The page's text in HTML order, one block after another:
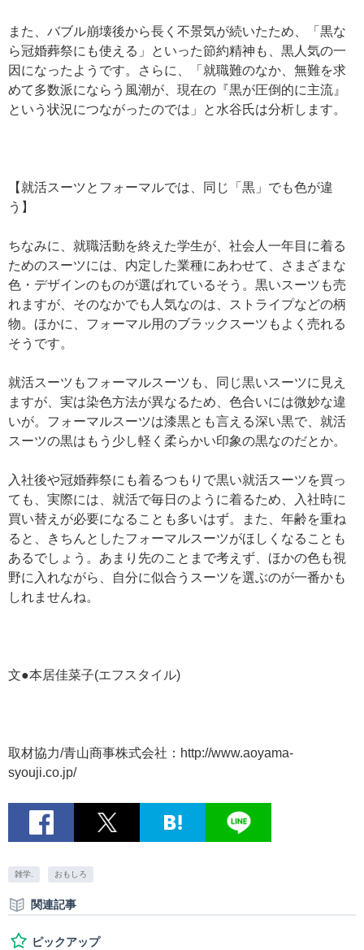
また、バブル崩壊後から長く不景気が続いたため、「黒な
ら冠婚葬祭にも使える」といった節約精神も、黒人気の一
因になったようです。さらに、「就職難のなか、無難を求
めて多数派にならう風潮が、現在の『黒が圧倒的に主流』
という状況につながったのでは」と水谷氏は分析します。
【就活スーツとフォーマルでは、同じ「黒」でも色が違
う】
ちなみに、就職活動を終えた学生が、社会人一年目に着る
ためのスーツには、内定した業種にあわせて、さまざまな
色・デザインのものが選ばれているそう。黒いスーツも売
れますが、そのなかでも人気なのは、ストライプなどの柄
物。ほかに、フォーマル用のブラックスーツもよく売れる
そうです。
就活スーツもフォーマルスーツも、同じ黒いスーツに見え
ますが、実は染色方法が異なるため、色合いには微妙な違
いが。フォーマルスーツは漆黒とも言える深い黒で、就活
スーツの黒はもう少し軽く柔らかい印象の黒なのだとか。
入社後や冠婚葬祭にも着るつもりで黒い就活スーツを買っ
ても、実際には、就活で毎日のように着るため、入社時に
買い替えが必要になることも多いはず。また、年齢を重ね
ると、きちんとしたフォーマルスーツがほしくなることも
あるでしょう。あまり先のことまで考えず、ほかの色も視
野に入れながら、自分に似合うスーツを選ぶのが一番かも
しれませんね。
文●本居佳菜子(エフスタイル)
取材協力/青山商事株式会社：http://www.aoyama-
syouji.co.jp/
雑学. おもしろ
関連記事
ピックアップ